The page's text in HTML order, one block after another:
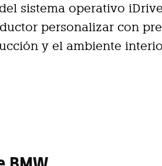
sistema operativo
personalizar con
y el ambiente